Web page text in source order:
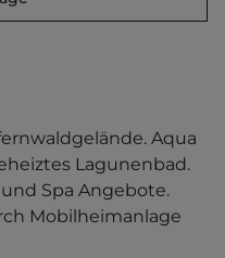
Aqua
Lagunenbad.
Spa Angebote.
Mobilheimanlage